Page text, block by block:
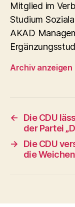
Mitglied im
Studium
AKAD
Archiv anzeigen
←
Die CDU
der Partei
→
Die CDU
die